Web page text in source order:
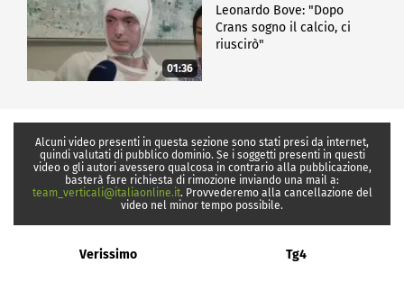
01:36
Leonardo Bove: "Dopo
Crans sogno il calcio, ci
riuscirò"
Alcuni video presenti in questa sezione sono stati presi da internet,
quindi valutati di pubblico dominio. Se i soggetti presenti in questi
video o gli autori avessero qualcosa in contrario alla pubblicazione,
basterà fare richiesta di rimozione inviando una mail a:
team_verticali@italiaonline.it. Provvederemo alla cancellazione del
video nel minor tempo possibile.
Verissimo Tg4